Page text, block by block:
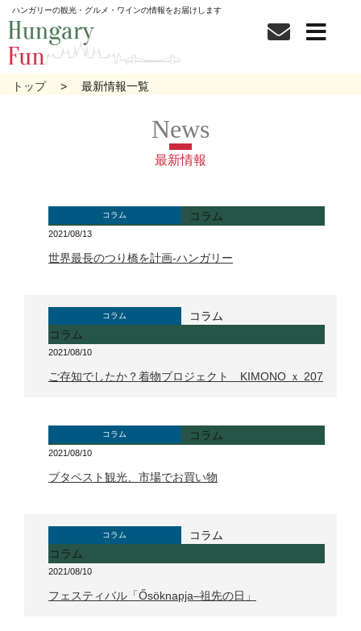
ハンガリーの観光・グルメ・ワインの情報をお届けします
トップ 最新情報一覧
最新情報
コラム コラム
2021/08/13
世界最長のつり橋を計画‐ハンガリー
コラム
コラム
コラム
2021/08/10
ご存知でしたか？着物プロジェクト KIMONO ｘ 207
コラム コラム
2021/08/10
ブタペスト観光、市場でお買い物
コラム
コラム
コラム
2021/08/10
フェスティバル「Ősöknapja–祖先の日」